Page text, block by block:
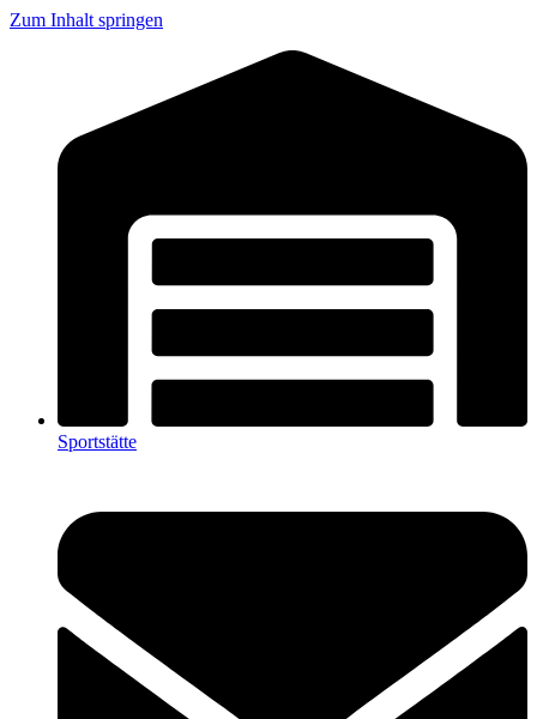
Zum Inhalt springen
Sportstätte